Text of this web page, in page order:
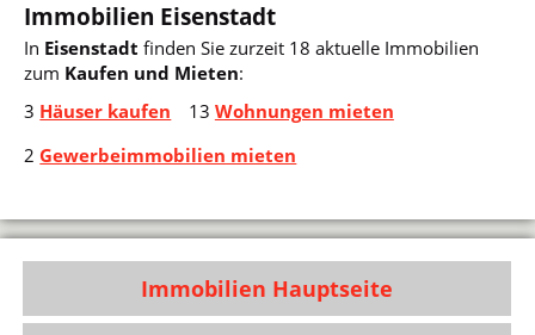
Immobilien Eisenstadt
In Eisenstadt finden Sie zurzeit 18 aktuelle Immobilien
zum Kaufen und Mieten:
3 Häuser kaufen 13 Wohnungen mieten
2Gewerbeimmobilien mieten
Immobilien Hauptseite